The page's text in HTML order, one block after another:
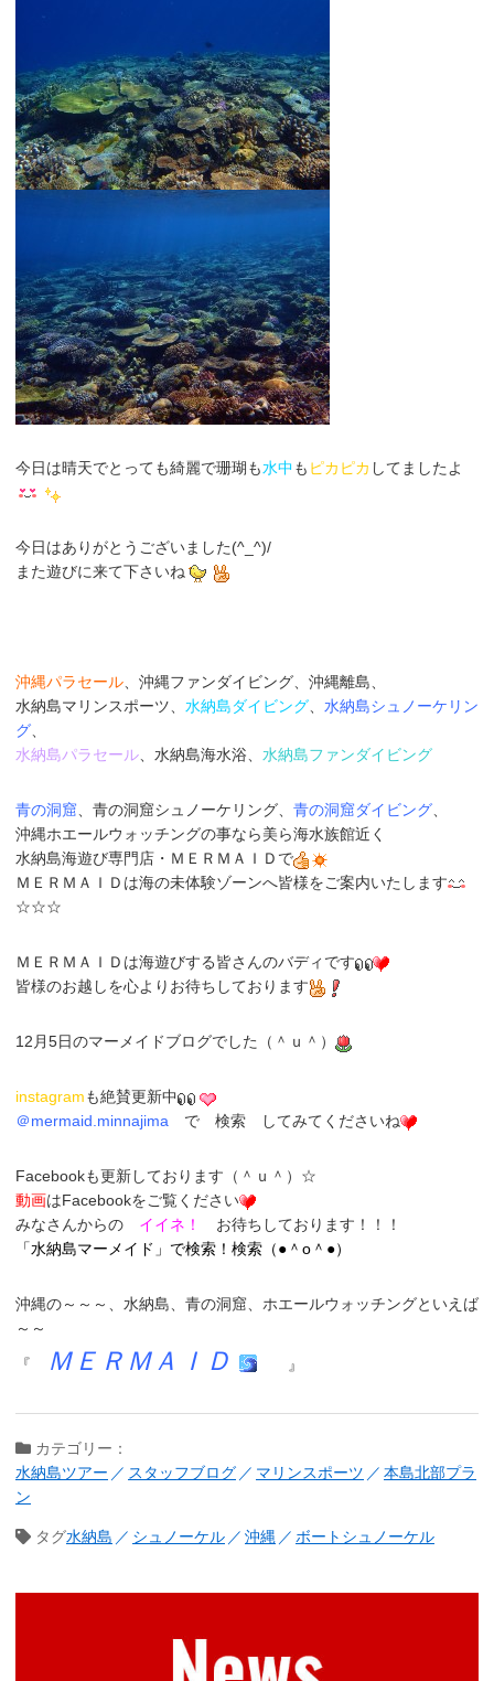
今日は晴天でとっても綺麗で珊瑚も水中も ピカピカ してましたよ
今日はありがとうございました(^_^)/
また遊びに来て下さいね
沖縄パラセール、沖縄ファンダイビング、沖縄離島、
水納島マリンスポーツ、 水納島ダイビング、 水納島シュノーケリン
グ、
水納島パラセール、水納島海水浴、 水納島ファンダイビング
青の洞窟、青の洞窟シュノーケリング、 青の洞窟ダイビング、
沖縄ホエールウォッチングの事なら美ら海水族館近く
水納島海遊び専門店 ・ ＭＥＲＭＡＩＤ で
ＭＥＲＭＡＩＤは海の未体験ゾーンへ皆様をご案内いたします
☆☆☆
ＭＥＲＭＡＩＤは海遊びする皆さんのバディです
皆様のお越しを心よりお待ちしております
12月5日のマーメイドブログでした（＾ｕ＾）
instagramも絶賛更新中
＠mermaid.minnajima で 検索 してみてくださいね
Facebookも更新しております（＾ｕ＾）☆
動画はFacebookをご覧ください
みなさんからの イイネ！
お待ちしております！！！
「水納島マーメイド 」 で検索！検索（●＾o＾●）
沖縄の～～～、 水納島、 青の洞窟、 ホエールウォッチングといえば
～～
『 ＭＥＲＭＡＩＤ 』
カテゴリー：
水納島ツアー
スタッフブログ マリンスポーツ
本島北部プラ
ン
タグ水納島 シュノーケル 沖縄 ボートシュノーケル